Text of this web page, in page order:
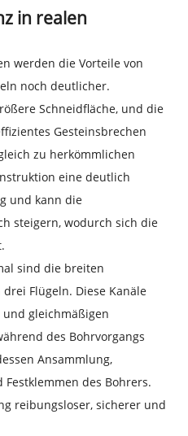
in realen
werden die Vorteile von
noch deutlicher.
Schneidfläche, und die
Gesteinsbrechen
zu herkömmlichen
eine deutlich
und kann die
steigern, wodurch sich die
sind die breiten
Flügeln. Diese Kanäle
gleichmäßigen
des Bohrvorgangs
Ansammlung,
des Bohrers.
reibungsloser, sicherer und